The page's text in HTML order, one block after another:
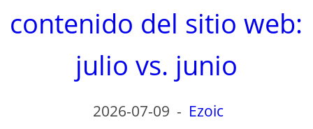
contenido del sitio web:
julio vs. junio
2026-07-09 - Ezoic